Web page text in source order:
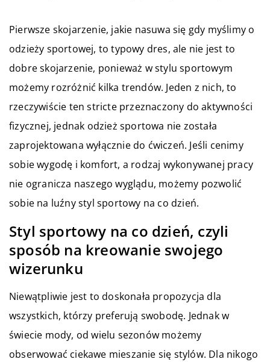
Pierwsze skojarzenie, jakie nasuwa się gdy myślimy o
odzieży sportowej, to typowy dres, ale nie jest to
dobre skojarzenie, ponieważ w stylu sportowym
możemy rozróżnić kilka trendów. Jeden z nich, to
rzeczywiście ten stricte przeznaczony do aktywności
fizycznej, jednak odzież sportowa nie została
zaprojektowana wyłącznie do ćwiczeń. Jeśli cenimy
sobie wygodę i komfort, a rodzaj wykonywanej pracy
nie ogranicza naszego wyglądu, możemy pozwolić
sobie na luźny styl sportowy na co dzień.
Styl sportowy na co dzień, czyli
sposób na kreowanie swojego
wizerunku
Niewątpliwie jest to doskonała propozycja dla
wszystkich, którzy preferują swobodę. Jednak w
świecie mody, od wielu sezonów możemy
obserwować ciekawe mieszanie się stylów. Dla nikogo